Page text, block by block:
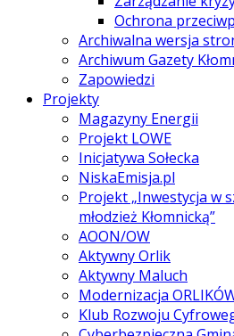
Ochrona
Archiwalna wersja
Archiwum Gazety
Zapowiedzi
Projekty
Magazyny Energii
Projekt LOWE
Inicjatywa Sołecka
NiskaEmisja.pl
Projekt „Inwestycja w
młodzież Kłomnicką”
AOON/OW
Aktywny Orlik
Aktywny Maluch
Modernizacja
Klub Rozwoju